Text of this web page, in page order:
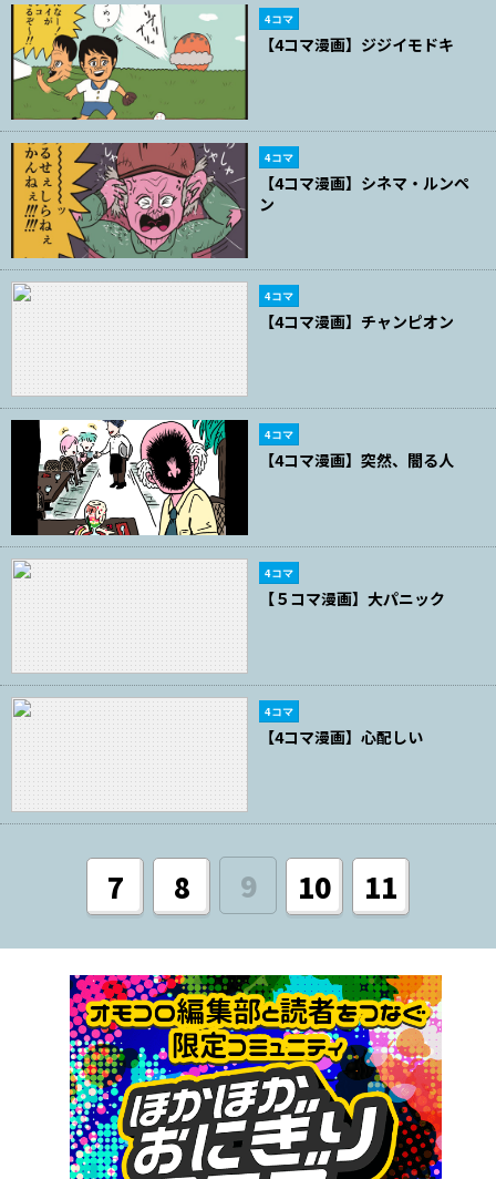
4コマ
【4コマ漫画】ジジイモドキ
4コマ
【4コマ漫画】シネマ・ルンペ
ン
4コマ
【4コマ漫画】チャンピオン
4コマ
【4コマ漫画】突然、闇る人
4コマ
【５コマ漫画】大パニック
4コマ
【4コマ漫画】心配しい
7 8 9 10 11